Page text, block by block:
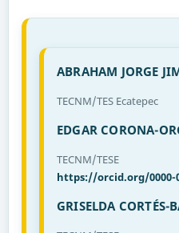
ABRAHAM JORGE
TECNM/TES Ecatepec
EDGAR CORONA-
TECNM/TESE
https://orcid.org/0000-
GRISELDA CORTÉS-